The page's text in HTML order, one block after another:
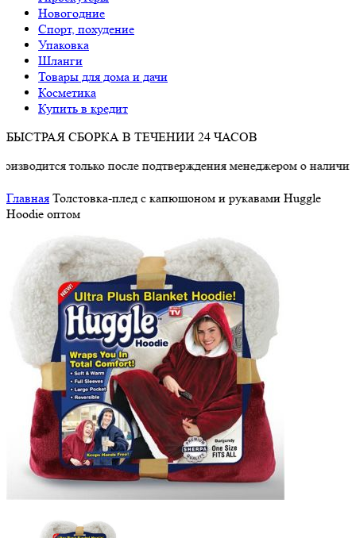
Новогодние
Спорт, похудение
Упаковка
Шланги
Товары для дома и дачи
Косметика
Купить в кредит
БЫСТРАЯ СБОРКА В ТЕЧЕНИИ 24 ЧАСОВ
только после подтверждения менеджером о наличии
Главная Толстовка-плед с капюшоном и рукавами Huggle
Hoodie оптом